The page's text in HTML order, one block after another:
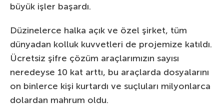
büyük işler başardı.
Düzinelerce halka açık ve özel şirket, tüm
dünyadan kolluk kuvvetleri de projemize katıldı.
Ücretsiz şifre çözüm araçlarımızın sayısı
neredeyse 10 kat arttı, bu araçlarda dosyalarını
on binlerce kişi kurtardı ve suçluları milyonlarca
dolardan mahrum oldu.